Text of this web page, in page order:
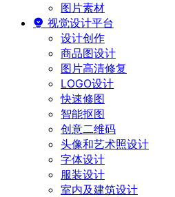
图片素材
视觉设计平台
设计创作
商品图设计
图片高清修复
LOGO设计
快速修图
智能抠图
创意二维码
头像和艺术照设计
字体设计
服装设计
室内及建筑设计